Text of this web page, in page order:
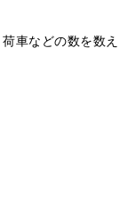
車などの数を数え